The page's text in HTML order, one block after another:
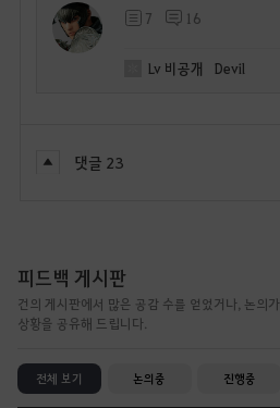
7 16
Lv 비공개 Devil
댓글 23
피드백 게시판
건의 게시판에서 많은 공감 수를 얻었거나, 논의
상황을 공유해 드립니다.
전체 보기 논의중 진행중